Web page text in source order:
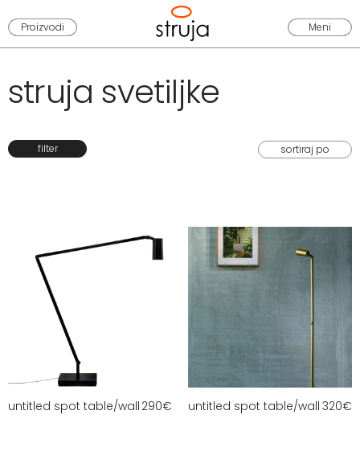
Proizvodi Meni
struja svetiljke
filter
untitled spot table/wall 290€ untitled spot table/wall 320€